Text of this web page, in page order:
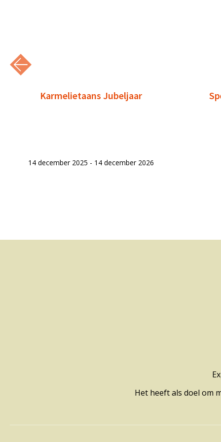
Karmelietaans Jubeljaar
14 december 2025 - 14 december 2026
Het heeft als doel om